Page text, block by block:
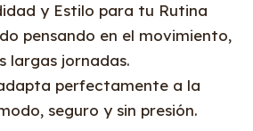
y Estilo para tu Rutina
pensando en el movimiento,
largas jornadas.
perfectamente a la
seguro y sin presión.